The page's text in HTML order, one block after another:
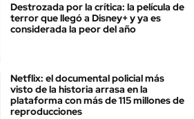
Destrozada por la crítica: la película de
terror que llegó a Disney+ y ya es
considerada la peor del año
Netflix: el documental policial más
visto de la historia arrasa en la
plataforma con más de 115 millones de
reproducciones